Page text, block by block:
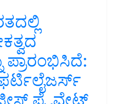
ಪ್ರೈವೇಟ್